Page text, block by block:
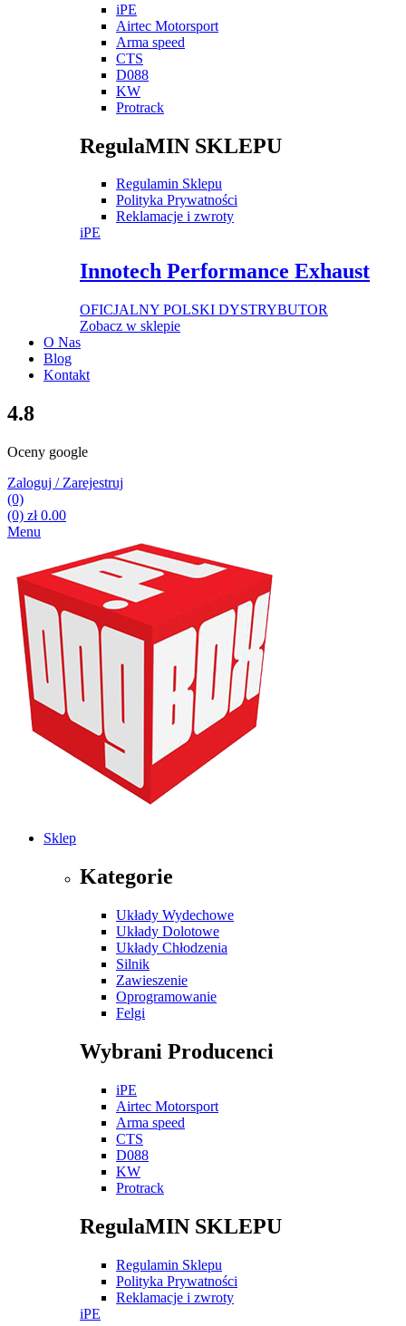
iPE
Airtec Motorsport
Arma speed
CTS
D088
KW
Protrack
RegulaMIN SKLEPU
Regulamin Sklepu
Polityka Prywatności
Reklamacje i zwroty
iPE
Innotech Performance Exhaust
OFICJALNY POLSKI DYSTRYBUTOR
Zobacz w sklepie
O Nas
Blog
Kontakt
4.8
Oceny google
Zaloguj / Zarejestruj
(0)
(0) zł0.00
Menu
Sklep
Kategorie
Układy Wydechowe
Układy Dolotowe
Układy Chłodzenia
Silnik
Zawieszenie
Oprogramowanie
Felgi
Wybrani Producenci
iPE
Airtec Motorsport
Arma speed
CTS
D088
KW
Protrack
RegulaMIN SKLEPU
Regulamin Sklepu
Polityka Prywatności
Reklamacje i zwroty
iPE